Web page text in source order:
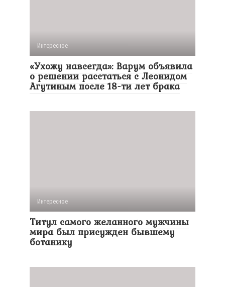
Интересное
«Ухожу навсегда»: Варум объявила
о решении расстаться с Леонидом
Агутиным после 18-ти лет брака
Интересное
Титул самого желанного мужчины
мира был присужден бывшему
ботанику